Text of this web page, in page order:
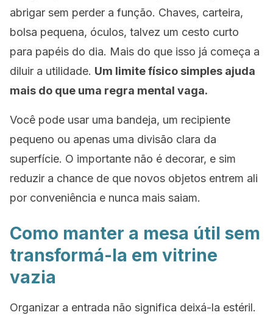
abrigar sem perder a função. Chaves, carteira,
bolsa pequena, óculos, talvez um cesto curto
para papéis do dia. Mais do que isso já começa a
diluir a utilidade. Um limite físico simples ajuda
mais do que uma regra mental vaga.
Você pode usar uma bandeja, um recipiente
pequeno ou apenas uma divisão clara da
superfície. O importante não é decorar, e sim
reduzir a chance de que novos objetos entrem ali
por conveniência e nunca mais saiam.
Como manter a mesa útil sem
transformá-la em vitrine
vazia
Organizar a entrada não significa deixá-la estéril.